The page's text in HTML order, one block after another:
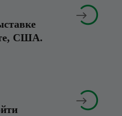
США.



